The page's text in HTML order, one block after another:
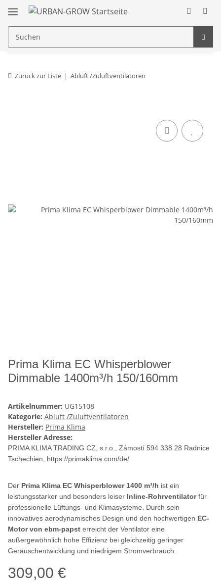
Zurück zur Liste Abluft /Zuluftventilatoren
Prima Klima EC Whisperblower
Dimmable 1400m³/h 150/160mm
Artikelnummer: UG15108
Kategorie: Abluft /Zuluftventilatoren
Hersteller: Prima Klima
Hersteller Adresse:
PRIMA KLIMA TRADING CZ, s.r.o., Zámostí 594 338 28 Radnice
Tschechien , https://primaklima.com/de/
Der Prima Klima EC Whisperblower 1400 m³/h ist ein
leistungsstarker und besonders leiser Inline-Rohrventilatorfür
professionelle Lüftungs- und Klimasysteme. Durch sein
innovatives aerodynamisches Design und den hochwertigen EC-
Motor von ebm-papst erreicht der Ventilator eine
außergewöhnlich hohe Effizienz bei gleichzeitig geringer
Geräuschentwicklung und niedrigem Stromverbrauch.
309,00 €